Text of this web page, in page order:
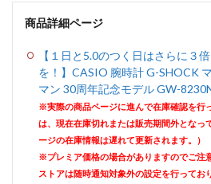
商品詳細ページ
【１日と5.0のつく日はさらに３
を！】CASIO 腕時計 G-SHOCK
マン 30周年記念モデル GW-
※実際の商品ページに進んで在庫確認を行
は、現在在庫切れまたは販売期間外となっ
ージの在庫情報は遅れて更新されます。）
※プレミア価格の場合がありますのでご注
ストアは随時通知対象外の設定を行ってお